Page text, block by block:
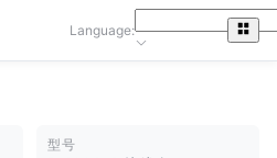
Language:
型号